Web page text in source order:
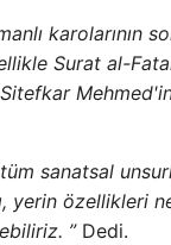
karolarının
Surat al-
Mehmed'in
sanatsal
yerin özellikleri
” Dedi.